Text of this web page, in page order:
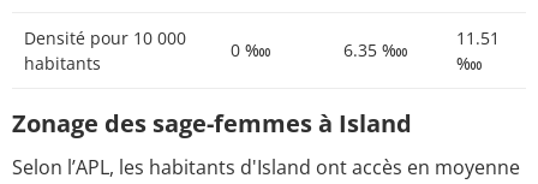
Densité pour 10 000
habitants
0 ‱ 6.35 ‱
11.51
‱
Zonage des sage-femmes à Island
Selon l’APL, les habitants d'Island ont accès en moyenne